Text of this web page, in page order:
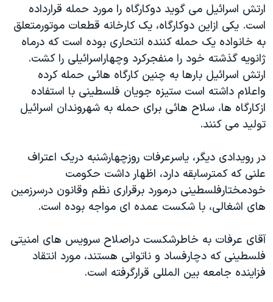
فرهنگ و زندگی
حقوق شهروندی
اقتصادی
علم و فناوری
اسرائیل در جنگ
گالری عکس
آرشیو پخش زنده
مستندها
انتخابات ریاست جمهوری آمریکا ۲۰۲۴
حمله جمهوری اسلامی به اسرائیل
رمز مهسا
ورزش زنان در ایران
اعتراضات زن، زندگی، آزادی
مجموعه مستندهای دادخواهی
تریبونال مردمی آبان ۹۸
دادگاه حمید نوری
قانون شفافیت دارائی کادر رهبری ایران
اعتراضات مردمی آبان ۹۸
دنبال کنید
زبانهای مختلف
ارتش اسرائيل می گويد دوکارگاه را مورد حمله قرارداده
است. يکی ازاين دوکارگاه، يک کارخانه قطعات موتورمتعلق
به خانواده يک حمله کننده انتحاری بوده است که درماه
ژانويه گذشته خود را منفجرکرد وچهاراسرائيلی را کشت.
ارتش اسرائيل بارها به چنين کارگاه هائی حمله کرده
واعلام داشته است ستيزه جويان فلسطينی با استفاده
ازکارگاه ها، سلاح هائی برای حمله به شهروندان اسرائيل
توليد می کنند.
در رويدادی ديگر، ياسرعرفات روزچهارشنبه دريک اعتراف
علنی که کمترسابقه دارد، اظهار داشت حکومت
خودمختارفلسطينی درمورد برقراری نظم وقانون درسرزمين
های اشغالی، با شکست عمده ای مواجه بوده است.
آقای عرفات به خاطرشکست دراصلاح سرويس های امنيتی
فلسطينی که دچارفساد و ناتوانی هستند، مورد انتقاد
فزاينده جامعه بين المللی قرارگرفته است.